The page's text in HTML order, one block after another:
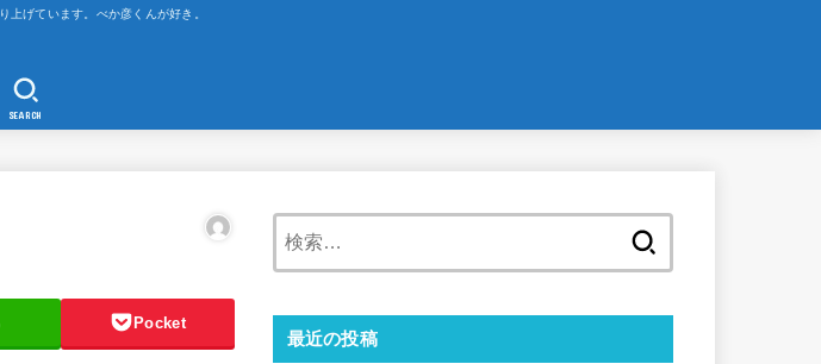
げています。べか彦くんが好き。
SEARCH
Pocket
最近の投稿